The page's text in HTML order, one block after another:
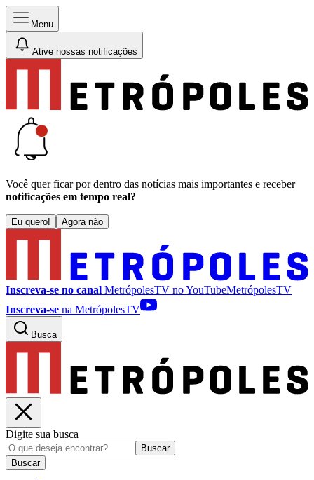
Menu
Ative nossas notificações
Você quer ficar por dentro das notícias mais importantes e receber
notificações em tempo real?
Eu quero! Agora não
Inscreva-se no canal MetrópolesTV noYouTubeMetrópolesTV
Inscreva-se na MetrópolesTV
Busca
Digite sua busca
Buscar
Buscar